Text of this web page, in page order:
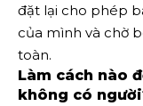
đặt lại cho phép
của mình và chờ
toàn.
Làm cách nào
không có